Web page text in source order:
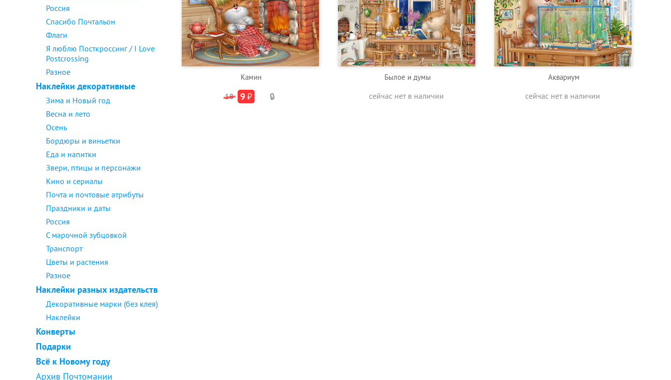
Россия
Спасибо Почтальон
Флаги
Я люблю Посткроссинг / I Love
Postcrossing
Разное
Наклейки декоративные
Зима и Новый год
Весна и лето
Осень
Бордюры и виньетки
Еда и напитки
Звери, птицы и персонажи
Кино и сериалы
Почта и почтовые атрибуты
Праздники и даты
Россия
С марочной зубцовкой
Транспорт
Цветы и растения
Разное
Наклейки разных издательств
Декоративные марки (без клея)
Наклейки
Конверты
Подарки
Всё к Новому году
Архив Почтомании
Камин
18 9₽ 🔒
Былое и думы
сейчас нет в наличии
Аквариум
сейчас нет в наличии